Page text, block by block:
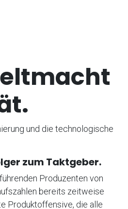
und die technologische
zum Taktgeber.
Produzenten von
bereits zeitweise
Produktoffensive, die alle